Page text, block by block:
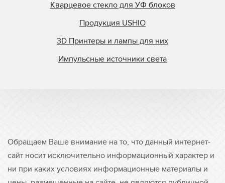
Кварцевое стекло для УФ блоков
Продукция USHIO
3D Принтеры и лампы для них
Импульсные источники света
Обращаем Ваше внимание на то, что данный интернет-
сайт носит исключительно информационный характер и
ни при каких условиях информационные материалы и